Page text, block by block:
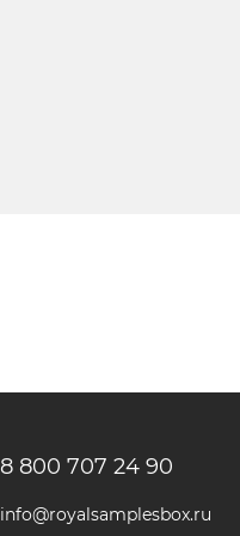
8 800 707 24 90
info@royalsamplesbox.ru